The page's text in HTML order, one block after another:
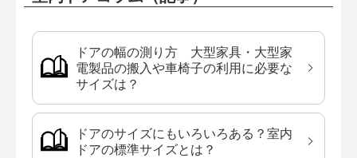
ドアの幅の測り方 大型家具・大型家
電製品の搬入や車椅子の利用に必要な
サイズは？
ドアのサイズにもいろいろある？室内
ドアの標準サイズとは？